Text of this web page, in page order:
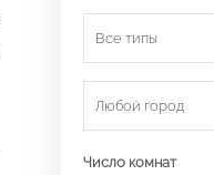
Все типы
Любой город
Число комнат